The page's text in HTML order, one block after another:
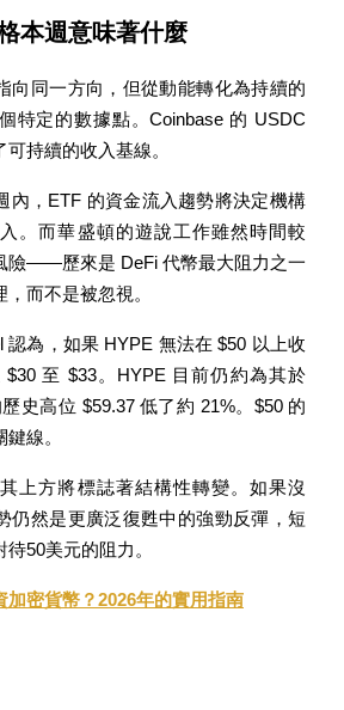
時且安全的服務
本週意味著什麼
向同一方向，但從動能轉化為持續的
特定的數據點。Coinbase 的 USDC
持續的收入基線。
內，ETF 的資金流入趨勢將決定機構
。而華盛頓的遊說工作雖然時間較
險——歷來是 DeFi 代幣最大阻力之一
而不是被忽視。
認為，如果 HYPE 無法在 $50 以上收
至 $33。HYPE 目前仍約為其於
史高位 $59.37 低了約 21%。$50 的
線。
上方將標誌著結構性轉變。如果沒
仍然是更廣泛復甦中的強勁反彈，短
50美元的阻力。
加密貨幣？2026年的實用指南